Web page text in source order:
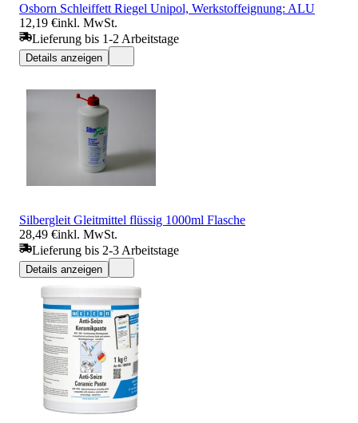
Osborn Schleiffett Riegel Unipol, Werkstoffeignung: ALU
12,19 €inkl. MwSt.
Lieferung bis 1-2 Arbeitstage
Details anzeigen
Silbergleit Gleitmittel flüssig 1000ml Flasche
28,49 €inkl. MwSt.
Lieferung bis 2-3 Arbeitstage
Details anzeigen